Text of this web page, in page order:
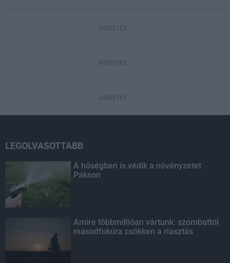
HIRDETÉS
HIRDETÉS
HIRDETÉS
LEGOLVASOTTABB
A hőségben is védik a növényzetet
Pakson
Amire többmillióan vártunk: szombattól
másodfokúra csökken a riasztás